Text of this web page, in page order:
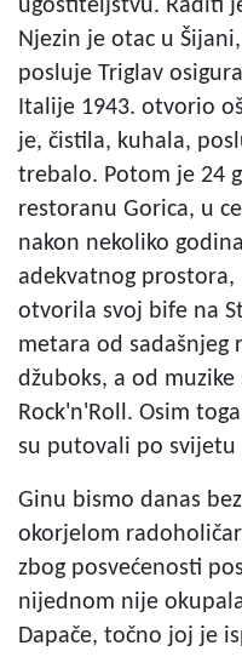
ugostiteljstvu. Raditi
Njezin je otac u
posluje Triglav
Italije 1943. otvorio
je, čistila, kuhala,
trebalo. Potom je 24
restoranu Gorica, u
nakon nekoliko
adekvatnog prostora,
otvorila svoj bife na
metara od sadašnjeg
džuboks, a od muzike
Rock'n'Roll. Osim
su putovali po
Ginu bismo danas
okorjelom
zbog posvećenosti
nijednom nije
Dapače, točno joj je